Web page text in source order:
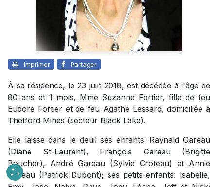
Imprimer Partager
À sa résidence, le 23 juin 2018, est décédée à l'âge de
80 ans et 1 mois, Mme Suzanne Fortier, fille de feu
Eudore Fortier et de feu Agathe Lessard, domiciliée à
Thetford Mines (secteur Black Lake).
Elle laisse dans le deuil ses enfants: Raynald Gareau
(Diane St-Laurent), François Gareau (Brigitte
Boucher), André Gareau (Sylvie Croteau) et Annie
Gareau (Patrick Dupont); ses petits-enfants: Isabelle,